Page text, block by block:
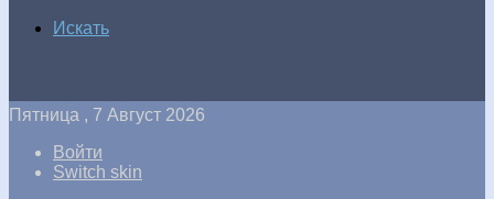
Искать
Пятница , 7 Август 2026
Войти
Switch skin